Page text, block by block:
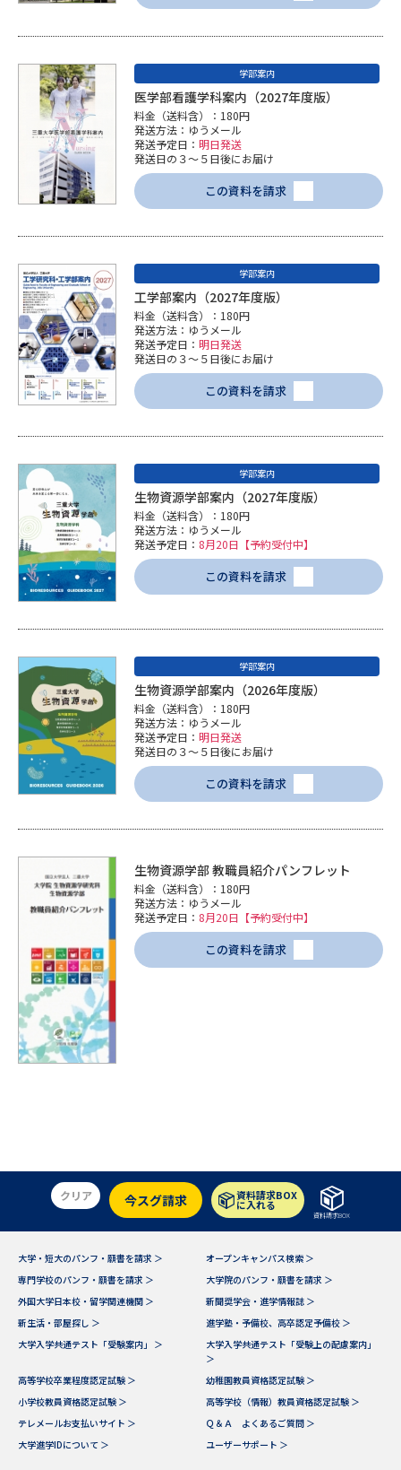
学部案内
医学部看護学科案内（2027年度版）
料金（送料含）：180円
発送方法：ゆうメール
発送予定日： 明日発送
発送日の３～５日後にお届け
この資料を請求
学部案内
工学部案内（2027年度版）
料金（送料含）：180円
発送方法：ゆうメール
発送予定日： 明日発送
発送日の３～５日後にお届け
この資料を請求
学部案内
生物資源学部案内（2027年度版）
料金（送料含）：180円
発送方法：ゆうメール
発送予定日： 8月20日【予約受付中】
この資料を請求
学部案内
生物資源学部案内（2026年度版）
料金（送料含）：180円
発送方法：ゆうメール
発送予定日： 明日発送
発送日の３～５日後にお届け
この資料を請求
生物資源学部 教職員紹介パンフレット
料金（送料含）：180円
発送方法：ゆうメール
発送予定日： 8月20日【予約受付中】
この資料を請求
クリア 今スグ請求 資料請求BOX
に入れる
資料請求BOX
大学・短大のパンフ・願書を請求 ＞
オープンキャンパス検索 ＞
専門学校のパンフ・願書を請求 ＞
大学院のパンフ・願書を請求 ＞
外国大学日本校・留学関連機関 ＞
新聞奨学会・進学情報誌 ＞
新生活・部屋探し ＞
進学塾・予備校、高卒認定予備校 ＞
大学入学共通テスト「受験案内」 ＞
大学入学共通テスト「受験上の配慮案内」
＞
高等学校卒業程度認定試験 ＞
幼稚園教員資格認定試験 ＞
小学校教員資格認定試験 ＞
高等学校（情報）教員資格認定試験 ＞
テレメールお支払いサイト ＞
Ｑ＆Ａ よくあるご質問 ＞
大学進学IDについて ＞
ユーザーサポート ＞